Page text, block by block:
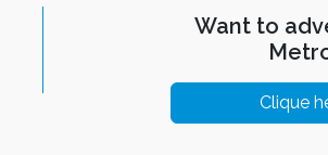
Want to
Clique